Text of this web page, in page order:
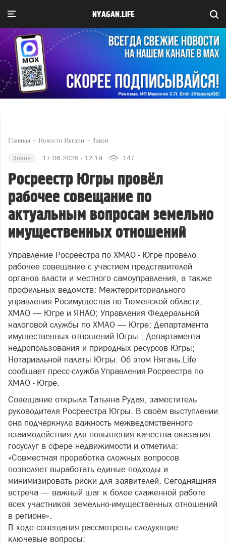
NYAGAN.LIFE
Главная Новости Нягани Закон
Закон 17.06.2026 - 12:19 147
Росреестр Югры провёл
рабочее совещание по
актуальным вопросам земельно
имущественных отношений
Управление Росреестра по ХМАО - Югре провело
рабочее совещание с участием представителей
органов власти и местного самоуправления, а также
профильных ведомств: Межтерриториального
управления Росимущества по Тюменской области,
ХМАО — Югре и ЯНАО; Управления Федеральной
налоговой службы по ХМАО — Югре; Департамента
имущественных отношений Югры ; Департамента
недропользования и природных ресурсов Югры;
Нотариальной палаты Югры. Об этом Нягань.Life
сообщает пресс-служба Управления Росреестра по
ХМАО - Югре.
Совещание открыла Татьяна Рудая, заместитель
руководителя Росреестра Югры. В своём выступлении
она подчеркнула важность межведомственного
взаимодействия для повышения качества оказания
госуслуг в сфере недвижимости и отметила:
«Совместная проработка сложных вопросов
позволяет выработать единые подходы и
минимизировать риски для заявителей. Сегодняшняя
встреча — важный шаг к более слаженной работе
всех участников земельно‑имущественных отношений
в регионе».
В ходе совещания рассмотрены следующие
ключевые вопросы: